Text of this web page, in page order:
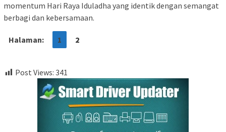
momentum Hari Raya Iduladha yang identik dengan semangat
berbagi dan kebersamaan.
Halaman: 1 2
Post Views: 341